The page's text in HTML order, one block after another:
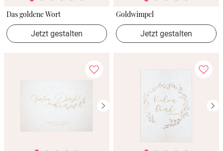
Das goldene Wort
Jetzt gestalten
Goldwimpel
Jetzt gestalten